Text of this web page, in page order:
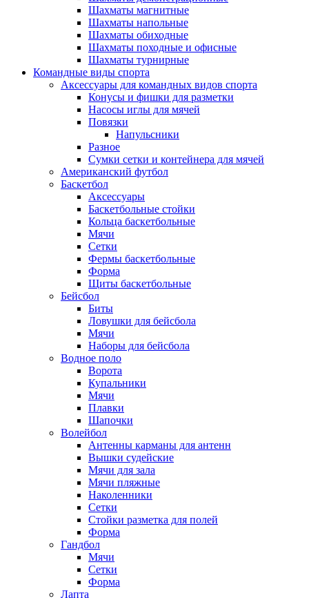
Шахматы магнитные
Шахматы напольные
Шахматы обиходные
Шахматы походные и офисные
Шахматы турнирные
Командные виды спорта
Аксессуары для командных видов спорта
Конусы и фишки для разметки
Насосы иглы для мячей
Повязки
Напульсники
Разное
Сумки сетки и контейнера для мячей
Американский футбол
Баскетбол
Аксессуары
Баскетбольные стойки
Кольца баскетбольные
Мячи
Сетки
Фермы баскетбольные
Форма
Щиты баскетбольные
Бейсбол
Биты
Ловушки для бейсбола
Мячи
Наборы для бейсбола
Водное поло
Ворота
Купальники
Мячи
Плавки
Шапочки
Волейбол
Антенны карманы для антенн
Вышки судейские
Мячи для зала
Мячи пляжные
Наколенники
Сетки
Стойки разметка для полей
Форма
Гандбол
Мячи
Сетки
Форма
Лапта